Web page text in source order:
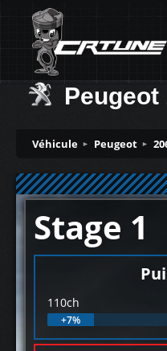
Peugeot
Véhicule Peugeot
Stage 1
110ch
+7%